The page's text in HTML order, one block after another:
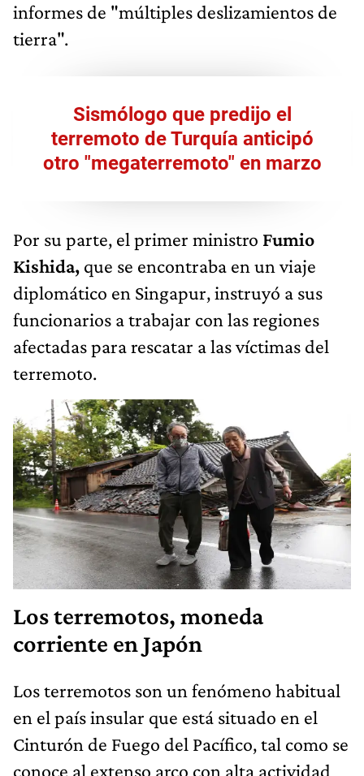
informes de "múltiples deslizamientos de
tierra".
Sismólogo que predijo el
terremoto de Turquía anticipó
otro "megaterremoto" en marzo
Por su parte, el primer ministro Fumio
Kishida, que se encontraba en un viaje
diplomático en Singapur, instruyó a sus
funcionarios a trabajar con las regiones
afectadas para rescatar a las víctimas del
terremoto.
Los terremotos, moneda
corriente en Japón
Los terremotos son un fenómeno habitual
en el país insular que está situado en el
Cinturón de Fuego del Pacífico, tal como se
conoce al extenso arco con alta actividad